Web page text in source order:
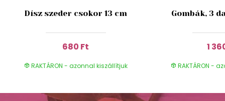
Dísz szeder csokor 13 cm
680 Ft
RAKTÁRON - azonnal kiszállítjuk
Gombák, 3
1
RAKTÁRON -